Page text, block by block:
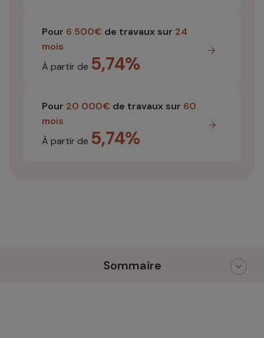
Pour 6 500€ de travaux sur 24
mois
À partir de 5,74%
Pour 20 000€ de travaux sur 60
mois
À partir de 5,74%
Sommaire